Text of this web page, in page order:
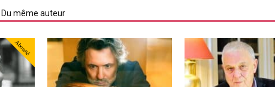
Du même auteur
Abonné